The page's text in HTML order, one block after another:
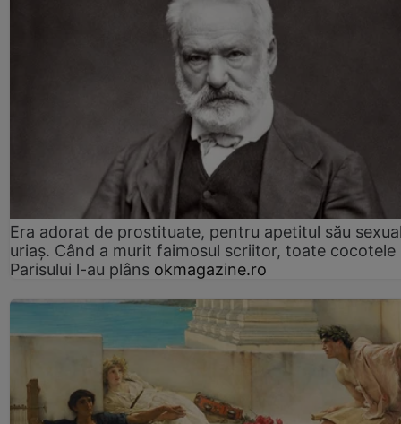
Era adorat de prostituate, pentru apetitul său
uriaș. Când a murit faimosul scriitor, toate cocotele
Parisului l-au plâns okmagazine.ro